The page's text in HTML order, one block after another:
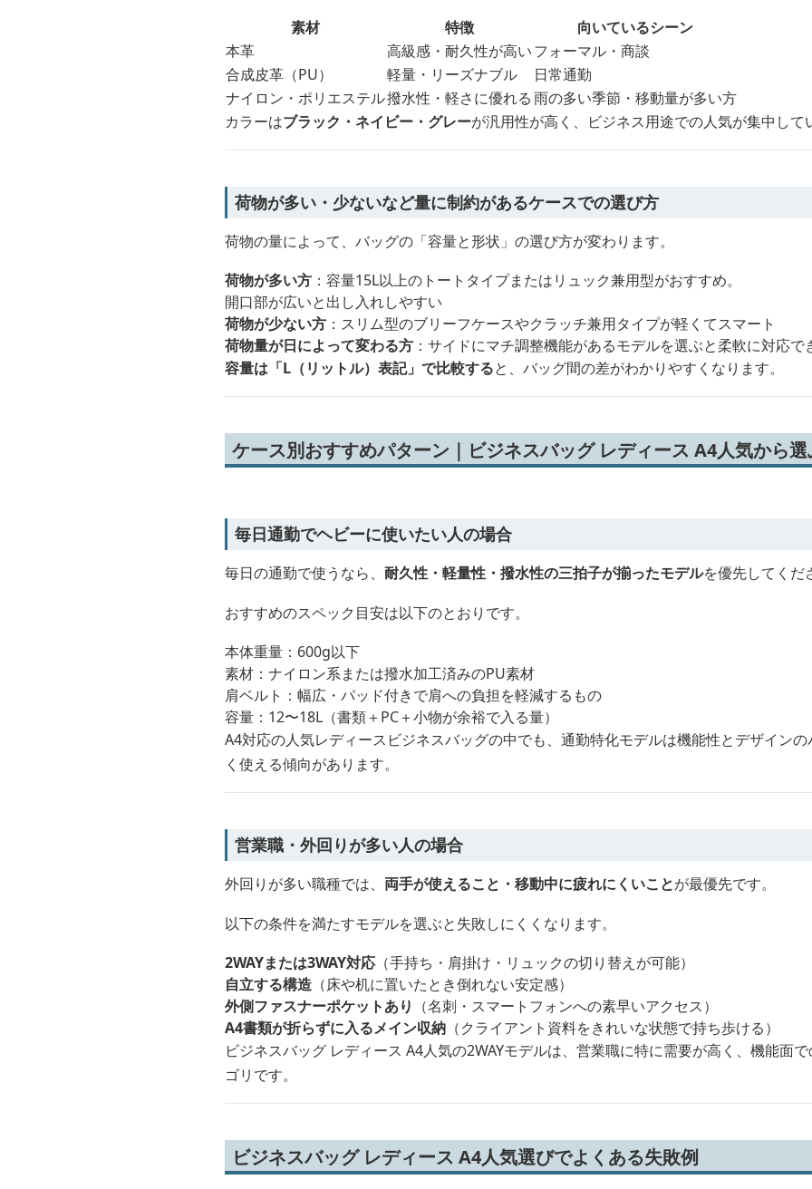
素材
特徴
向いているシーン
本革
高級感・耐久性が高いフォーマル・商談
合成皮革（PU）
軽量・リーズナブル
日常通勤
ナイロン・ポリエステル撥水性・軽さに優れる雨の多い季節・移動量が多い方
カラーはブラック・ネイビー・グレーが汎用性が高く、ビジネス用途での人気が集中して
荷物が多い・少ないなど量に制約があるケースでの選び方
荷物の量によって、バッグの「容量と形状」の選び方が変わります。
荷物が多い方 ：容量15L以上のトートタイプまたはリュック兼用型がおすすめ。
開口部が広いと出し入れしやすい
荷物が少ない方 ：スリム型のブリーフケースやクラッチ兼用タイプが軽くてスマート
荷物量が日によって変わる方 ：サイドにマチ調整機能があるモデルを選ぶと柔軟に対応で
容量は「L（リットル）表記」で比較すると、バッグ間の差がわかりやすくなります。
ケース別おすすめパターン｜ビジネスバッグ レディース A4人気から選
毎日通勤でヘビーに使いたい人の場合
毎日の通勤で使うなら、 耐久性・軽量性・撥水性の三拍子が揃ったモデルを優先してくだ
おすすめのスペック目安は以下のとおりです。
本体重量：600g以下
素材：ナイロン系または撥水加工済みのPU素材
肩ベルト：幅広・パッド付きで肩への負担を軽減するもの
容量：12〜18L（書類＋PC＋小物が余裕で入る量）
A4対応の人気レディースビジネスバッグの中でも、通勤特化モデルは機能性とデザイン
く使える傾向があります。
営業職・外回りが多い人の場合
外回りが多い職種では、 両手が使えること・移動中に疲れにくいことが最優先です。
以下の条件を満たすモデルを選ぶと失敗しにくくなります。
2WAYまたは3WAY対応 （手持ち・肩掛け・リュックの切り替えが可能）
自立する構造 （床や机に置いたとき倒れない安定感）
外側ファスナーポケットあり （名刺・スマートフォンへの素早いアクセス）
A4書類が折らずに入るメイン収納 （クライアント資料をきれいな状態で持ち歩ける）
ビジネスバッグ レディース A4人気の2WAYモデルは、営業職に特に需要が高く、機能面
ゴリです。
ビジネスバッグ レディース A4人気選びでよくある失敗例